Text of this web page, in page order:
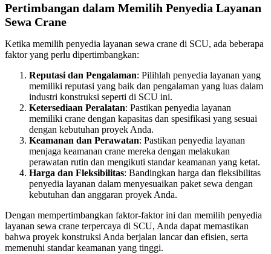
Pertimbangan dalam Memilih Penyedia Layanan
Sewa Crane
Ketika memilih penyedia layanan sewa crane di SCU, ada beberapa
faktor yang perlu dipertimbangkan:
Reputasi dan Pengalaman: Pilihlah penyedia layanan yang
memiliki reputasi yang baik dan pengalaman yang luas dalam
industri konstruksi seperti di SCU ini.
Ketersediaan Peralatan: Pastikan penyedia layanan
memiliki crane dengan kapasitas dan spesifikasi yang sesuai
dengan kebutuhan proyek Anda.
Keamanan dan Perawatan: Pastikan penyedia layanan
menjaga keamanan crane mereka dengan melakukan
perawatan rutin dan mengikuti standar keamanan yang ketat.
Harga dan Fleksibilitas: Bandingkan harga dan fleksibilitas
penyedia layanan dalam menyesuaikan paket sewa dengan
kebutuhan dan anggaran proyek Anda.
Dengan mempertimbangkan faktor-faktor ini dan memilih penyedia
layanan sewa crane terpercaya di SCU, Anda dapat memastikan
bahwa proyek konstruksi Anda berjalan lancar dan efisien, serta
memenuhi standar keamanan yang tinggi.